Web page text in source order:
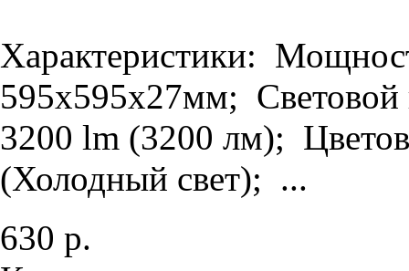
Характеристики:
595х595х27мм; Световой
3200 lm (3200 лм);
(Холодный свет); ...
630 р.